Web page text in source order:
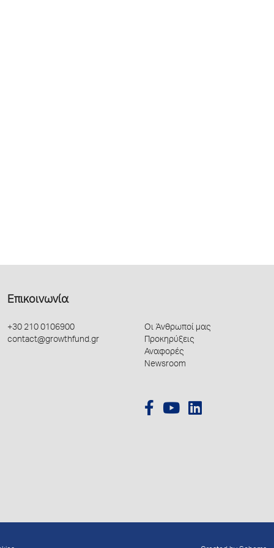
Επικοινωνία
+30 210 0106900
contact@growthfund.gr
Οι Άνθρωποί μας
Προκηρύξεις
Αναφορές
Newsroom